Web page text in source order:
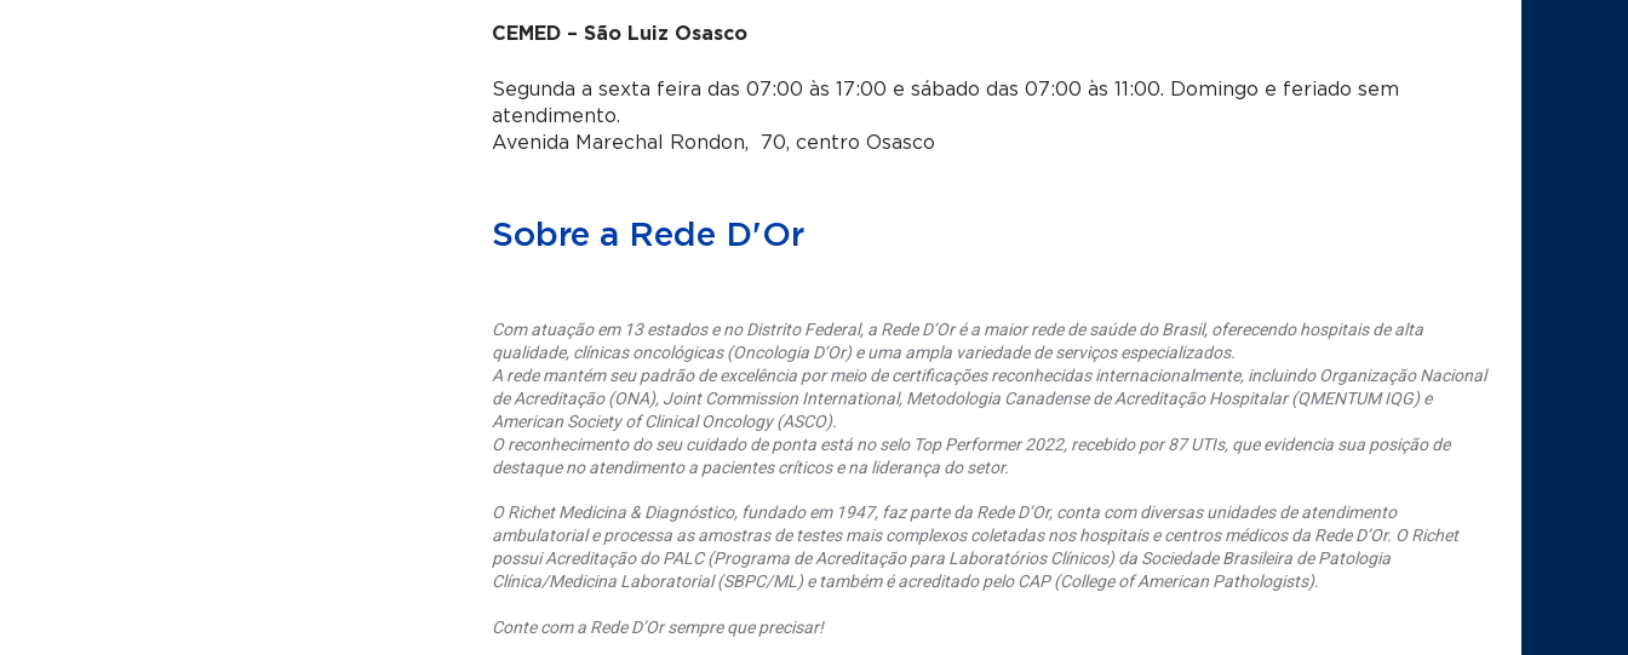
CEMED – São Luiz Osasco
Segunda a sexta feira das 07:00 às 17:00 e sábado das 07:00 às 11:00. Domingo e feriado sem
atendimento.
Avenida Marechal Rondon, 70, centro Osasco
Sobre a Rede D'Or
Com atuação em 13 estados e no Distrito Federal, a Rede D’Or é a maior rede de saúde do Brasil, oferecendo hospitais de alta
qualidade, clínicas oncológicas (Oncologia D’Or) e uma ampla variedade de serviços especializados.
A rede mantém seu padrão de excelência por meio de certificações reconhecidas internacionalmente, incluindo Organização Nacional
de Acreditação (ONA), Joint Commission International, Metodologia Canadense de Acreditação Hospitalar (QMENTUM IQG) e
American Society of Clinical Oncology (ASCO).
O reconhecimento do seu cuidado de ponta está no selo Top Performer 2022, recebido por 87 UTIs, que evidencia sua posição de
destaque no atendimento a pacientes críticos e na liderança do setor.
O Richet Medicina & Diagnóstico, fundado em 1947, faz parte da Rede D’Or, conta com diversas unidades de atendimento
ambulatorial e processa as amostras de testes mais complexos coletadas nos hospitais e centros médicos da Rede D’Or. O Richet
possui Acreditação do PALC (Programa de Acreditação para Laboratórios Clínicos) da Sociedade Brasileira de Patologia
Clínica/Medicina Laboratorial (SBPC/ML) e também é acreditado pelo CAP (College of American Pathologists).
Conte com a Rede D’Or sempre que precisar!